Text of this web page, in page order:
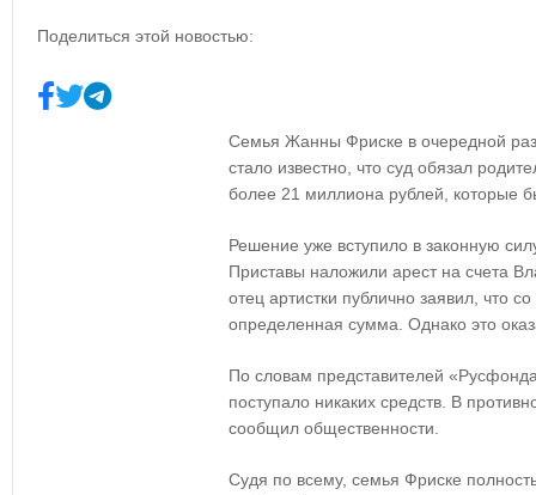
Поделиться этой новостью:
Семья Жанны Фриске в очередной
стало известно, что суд обязал
более 21 миллиона рублей, которые
Решение уже вступило в законную
Приставы наложили арест на счета
отец артистки публично заявил, что
определенная сумма. Однако это
По словам представителей
поступало никаких средств. В
сообщил общественности.
Судя по всему, семья Фриске